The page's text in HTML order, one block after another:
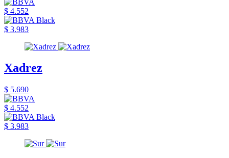
$ 4.552
$ 3.983
Xadrez
$ 5.690
$ 4.552
$ 3.983